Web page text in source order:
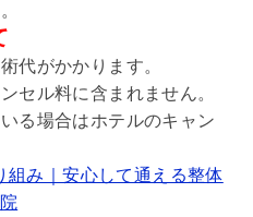
代がかかります。
セル料に含まれません。
る場合はホテルのキャン
組み｜安心して通える整体
院